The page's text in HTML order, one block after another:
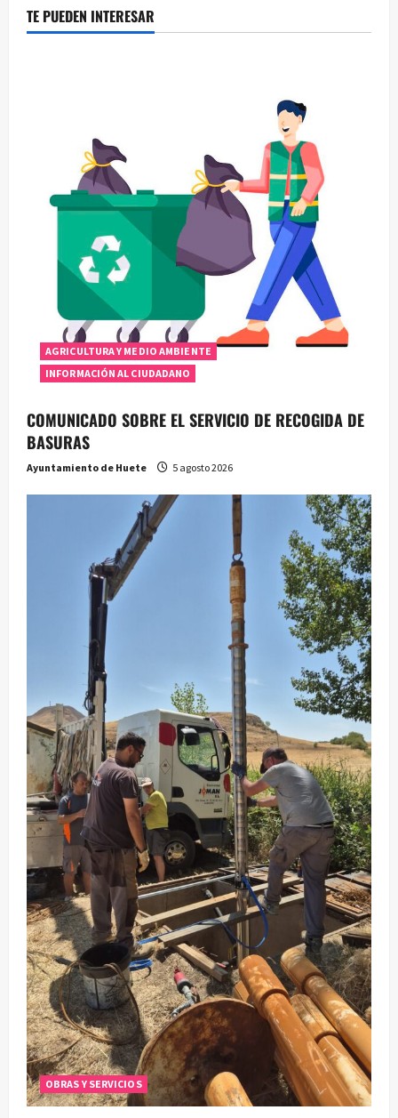
TE PUEDEN INTERESAR
AGRICULTURA Y MEDIO AMBIENTE
INFORMACIÓN AL CIUDADANO
COMUNICADO SOBRE EL SERVICIO DE RECOGIDA DE
BASURAS
Ayuntamiento de Huete 5 agosto 2026
OBRAS Y SERVICIOS